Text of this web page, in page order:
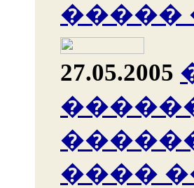
�����
27.05.2005
����